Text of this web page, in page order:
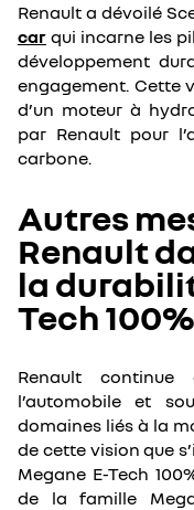
Renault a dévoilé
car qui incarne les
développement
engagement. Cette
d’un moteur à
par Renault pour
carbone.
Autres
Renault
la
Tech
Renault
l’automobile et
domaines liés à la
de cette vision que
Megane E-Tech
de la famille